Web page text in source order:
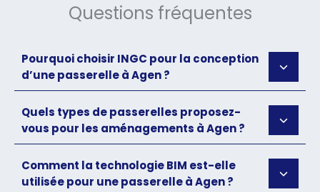
Questions fréquentes
Pourquoi choisir INGC pour la conception
d’une passerelle à Agen ?
Quels types de passerelles proposez-
vous pour les aménagements à Agen ?
Comment la technologie BIM est-elle
utilisée pour une passerelle à Agen ?